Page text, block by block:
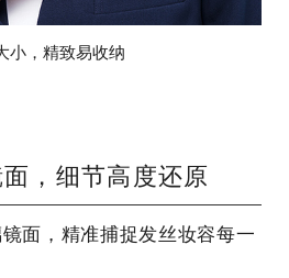
小，精致易收纳
，细节高度还原
面，精准捕捉发丝妆容每一